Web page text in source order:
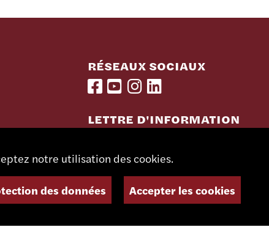
RÉSEAUX SOCIAUX
LETTRE D'INFORMATION
notre utilisation des cookies.
des données Accepter les cookies